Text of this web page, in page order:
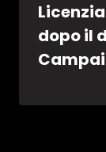
dopo il